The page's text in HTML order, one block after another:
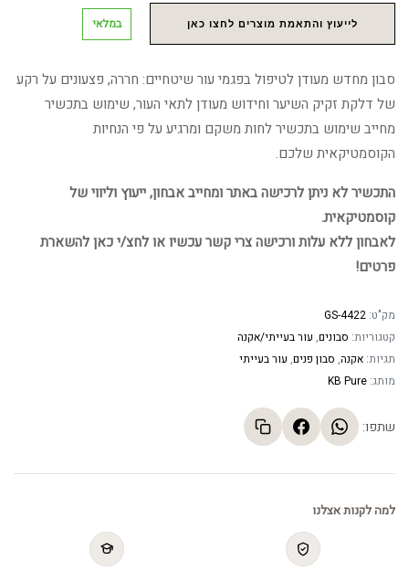
לייעוץ והתאמת מוצרים לחצו כאן במלאי
סבון מחדש מעודן לטיפול בפגמי עור שיטחיים: חררה, פצעונים על רקע
של דלקת זקיק השיער וחידוש מעודן לתאי העור, שימוש בתכשיר
מחייב שימוש בתכשיר לחות משקם ומרגיע על פי הנחיות
הקוסמטיקאית שלכם.
התכשיר לא ניתן לרכישה באתר ומחייב אבחון, ייעוץ וליווי של
קוסמטיקאית.
לאבחון ללא עלות ורכישה צרי קשר עכשיו או לחצ/י כאן להשארת
פרטים!
מק"ט: GS-4422
קטגוריות: סבונים, עור בעייתי/אקנה
תגיות: אקנה, סבון פנים, עור בעייתי
מותג: KB Pure
שתפו:
למה לקנות אצלנו